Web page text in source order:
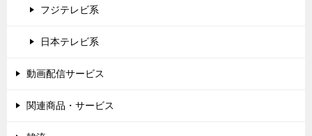
フジテレビ系
日本テレビ系
動画配信サービス
関連商品・サービス